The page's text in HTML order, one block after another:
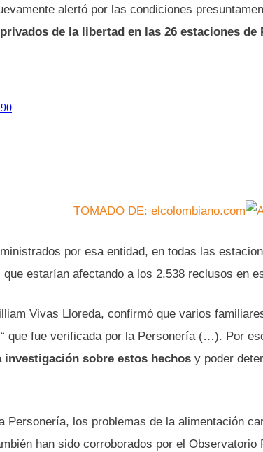
alertó por las condiciones
de la libertad en las 26 estaciones
TOMADO DE: elcolombiano.com
por esa entidad, en todas las
estarían afectando a los 2.538 reclusos en
Vivas Lloreda, confirmó que varios
que fue verificada por la Personería (…). Por
investigación sobre estos hechos y poder
Personería, los problemas de la alimentación
han sido corroborados por el